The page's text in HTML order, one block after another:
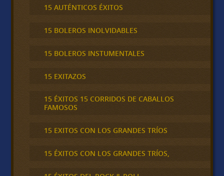
15 AUTÉNTICOS ÉXITOS
15 BOLEROS INOLVIDABLES
15 BOLEROS INSTUMENTALES
15 EXITAZOS
15 ÉXITOS 15 CORRIDOS DE CABALLOS
FAMOSOS
15 EXITOS CON LOS GRANDES TRÍOS
15 ÉXITOS CON LOS GRANDES TRÍOS,